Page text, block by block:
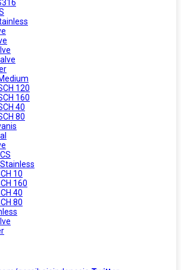
120
160
40
80
10
160
40
80